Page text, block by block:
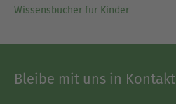
Wissensbücher für Kinder
Bleibe mit uns in Kontakt